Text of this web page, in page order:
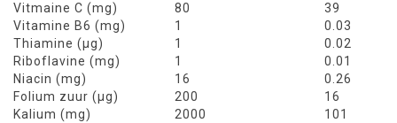
Vitmaine C (mg)
80
39
Vitamine B6 (mg)
1
0.03
Thiamine (μg)
1
0.02
Riboflavine (mg)
1
0.01
Niacin (mg)
16
0.26
Folium zuur (μg)
200
16
Kalium (mg)
2000
101